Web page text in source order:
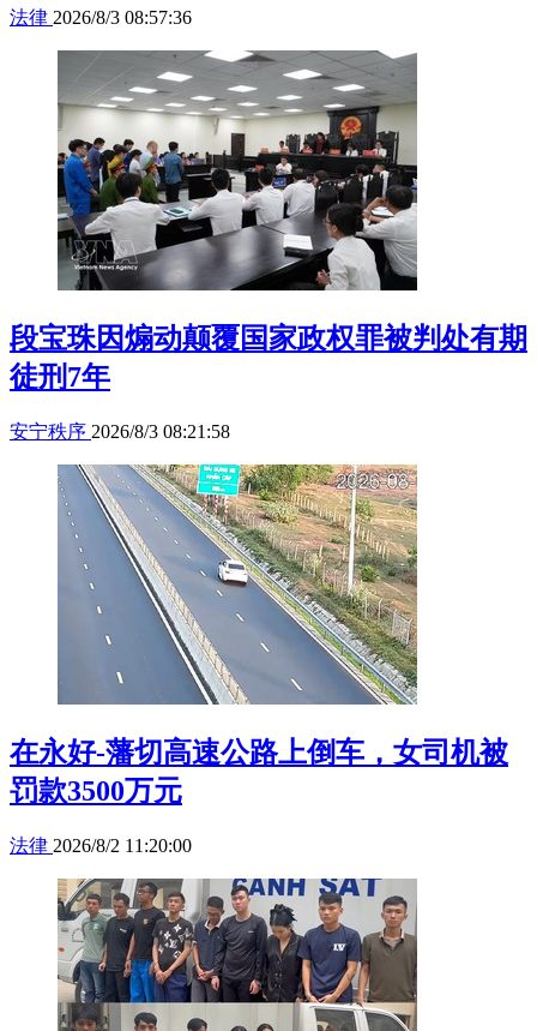
法律 2026/8/3 08:57:36
段宝珠因煽动颠覆国家政权罪被判处有期
徒刑7年
安宁秩序 2026/8/3 08:21:58
在永好-藩切高速公路上倒车，女司机被
罚款3500万元
法律 2026/8/2 11:20:00